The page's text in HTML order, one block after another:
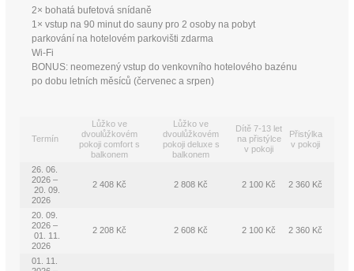
2× bohatá bufetová snídaně
1× vstup na 90 minut do sauny pro 2 osoby na pobyt
parkování na hotelovém parkovišti zdarma
Wi-Fi
BONUS: neomezený vstup do venkovního hotelového bazénu
po dobu letních měsíců (červenec a srpen)
Termín
Lůžko ve
dvoulůžkovém
pokoji comfort s
balkonem
Lůžko ve
dvoulůžkovém
pokoji deluxe s
balkonem
Dítě 7-13 let
na přistýlce
v pokoji
Přistýlka
v pokoji
26. 06.
2026 –
20. 09.
2026
2 408 Kč 2 808 Kč 2 100 Kč 2 360 Kč
20. 09.
2026 –
01. 11.
2026
2 208 Kč 2 608 Kč 2 100 Kč 2 360 Kč
01. 11.